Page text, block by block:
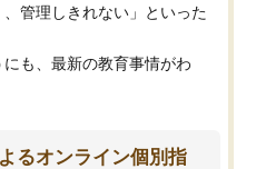
管理しきれない」といった
も、最新の教育事情がわ
るオンライン個別指